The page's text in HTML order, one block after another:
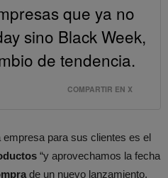
que ya no
sino Black Week,
de tendencia.
COMPARTIR EN X
empresa para sus clientes es el
“y aprovechamos la fecha
de un nuevo lanzamiento.